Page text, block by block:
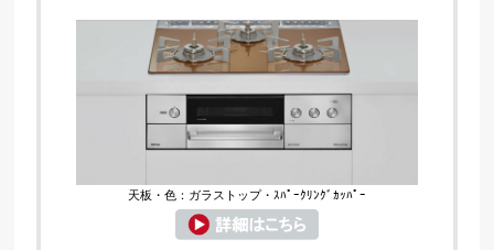
天板・色：ガラストップ・ｽﾊﾟｰｸﾘﾝｸﾞｶｯﾊﾟｰ